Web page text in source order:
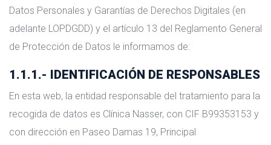
Datos Personales y Garantías de Derechos Digitales (en
adelante LOPDGDD) y el artículo 13 del Reglamento General
de Protección de Datos le informamos de:
1.1.1.- IDENTIFICACIÓN DE RESPONSABLES
En esta web, la entidad responsable del tratamiento para la
recogida de datos es Clínica Nasser, con CIF B99353153 y
con dirección en Paseo Damas 19, Principal